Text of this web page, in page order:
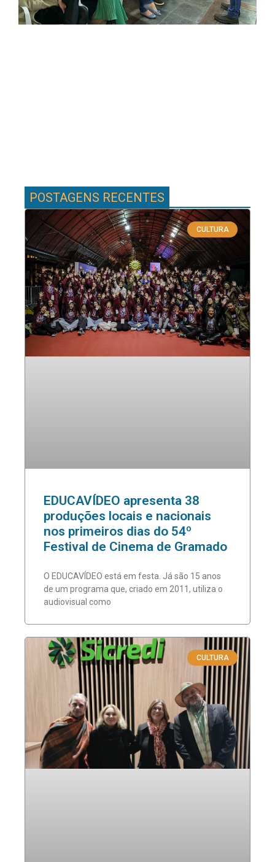
POSTAGENS RECENTES
CULTURA
EDUCAVÍDEO apresenta 38
produções locais e nacionais
nos primeiros dias do 54º
Festival de Cinema de Gramado
O EDUCAVÍDEO está em festa. Já são 15 anos
de um programa que, criado em 2011, utiliza o
audiovisual como
CULTURA